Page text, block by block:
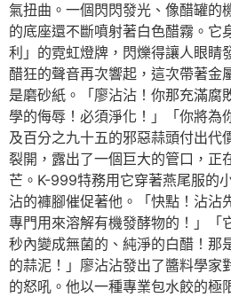
氣扭曲。一個閃閃發光、像醋罐的
的底座還不斷噴射著白色醋霧。它
利」的霓虹燈牌，閃爍得讓人眼睛
醋狂的聲音再次響起，這次帶著金
是磨砂紙。「廖沾沾！你那充滿腐
學的侮辱！必須淨化！」「你將為
及百分之九十五的邪惡蒜頭付出代
裂開，露出了一個巨大的管口，正
芒。K-999特務用它穿著燕尾服的
沾的褲腳催促著他。「快點！沾沾
專門用來溶解有機發酵物的！」「
秒內變成無菌的、純淨的白醋！那
的蒜泥！」廖沾沾發出了醬料學家
的怒吼。他以一種專業包水餃的極